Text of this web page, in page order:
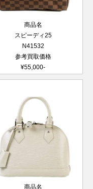
商品名
スピーディ25
N41532
参考買取価格
¥55,000-
商品名